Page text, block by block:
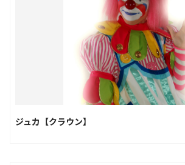
ジュカ【クラウン】